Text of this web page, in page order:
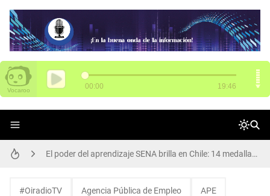
#OiradioTV Agencia Pública de Empleo APE